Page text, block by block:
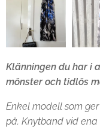
Klänningen du har i
mönster och tidlös
Enkel modell som
på. Knytband vid ena